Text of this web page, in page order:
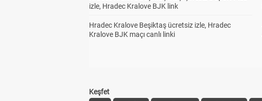
izle, Hradec Kralove BJK link
Hradec Kralove Beşiktaş ücretsiz izle, Hradec
Kralove BJK maçı canlı linki
Keşfet